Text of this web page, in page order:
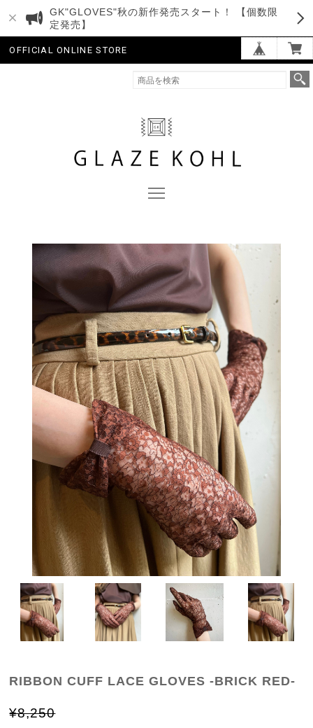
GK"GLOVES"秋の新作発売スタート！ 【個数限
定発売】
OFFICIAL ONLINE STORE
RIBBON CUFF LACE GLOVES -BRICK RED-
¥8,250